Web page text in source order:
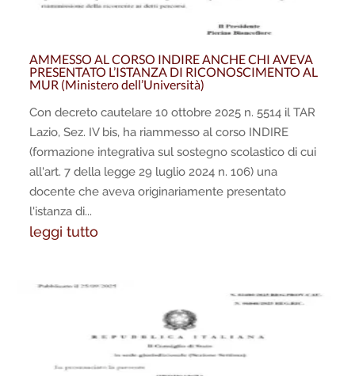
AMMESSO AL CORSO INDIRE ANCHE CHI AVEVA
PRESENTATO L’ISTANZA DI RICONOSCIMENTO AL
MUR (Ministero dell’Università)
Con decreto cautelare 10 ottobre 2025 n. 5514 il TAR
Lazio, Sez. IV bis, ha riammesso al corso INDIRE
(formazione integrativa sul sostegno scolastico di cui
all'art. 7 della legge 29 luglio 2024 n. 106) una
docente che aveva originariamente presentato
l'istanza di...
leggi tutto